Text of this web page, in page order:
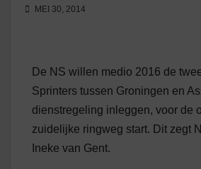
MEI 30, 2014
De NS willen medio 2016 de
Sprinters tussen Groningen en
dienstregeling inleggen, voor de
zuidelijke ringweg start. Dit zegt
Ineke van Gent.